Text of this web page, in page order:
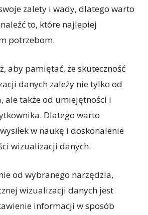
zalety i wady, dlatego warto
to, które najlepiej
potrzebom.
aby pamiętać, że skuteczność
danych zależy nie tylko od
ale także od umiejętności i
Dlatego warto
w naukę i doskonalenie
wizualizacji danych.
od wybranego narzędzia,
wizualizacji danych jest
informacji w sposób